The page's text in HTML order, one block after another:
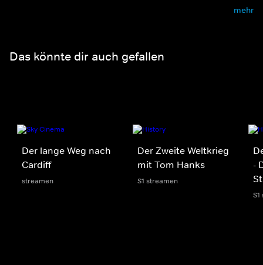
mehr
Das könnte dir auch gefallen
Der lange Weg nach
Cardiff
streamen
Der Zweite Weltkrieg
mit Tom Hanks
S1 streamen
-